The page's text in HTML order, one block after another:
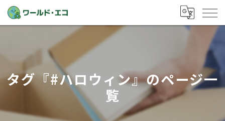
タグ『#ハロウィン』のページ一
覧